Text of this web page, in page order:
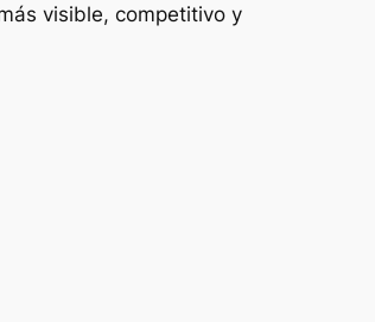
visible, competitivo y